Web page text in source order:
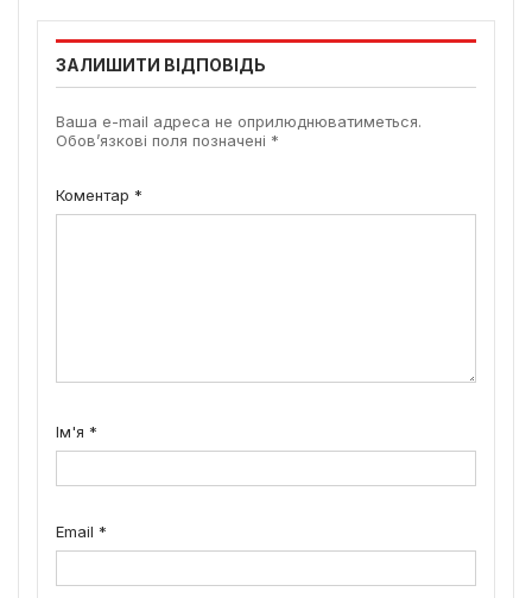
ЗАЛИШИТИ ВІДПОВІДЬ
Ваша e-mail адреса не оприлюднюватиметься.
Обов’язкові поля позначені *
Коментар *
Ім'я *
Email *